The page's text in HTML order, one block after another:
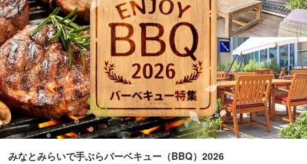
みなとみらいで手ぶらバーベキュー（BBQ）2026